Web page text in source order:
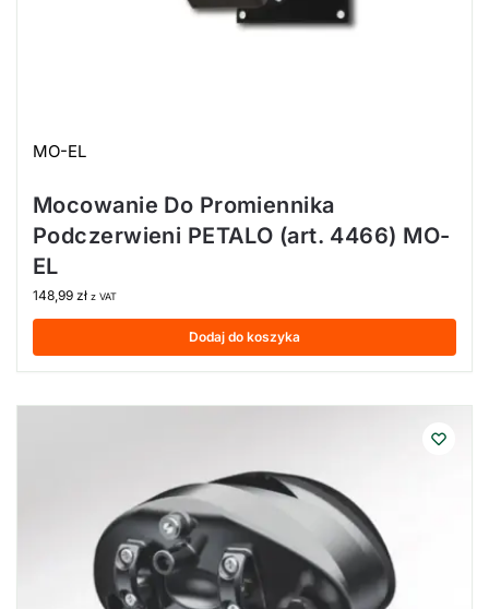
MO-EL
Mocowanie Do Promiennika
Podczerwieni PETALO (art. 4466) MO-
EL
148,99 zł z VAT
Dodaj do koszyka